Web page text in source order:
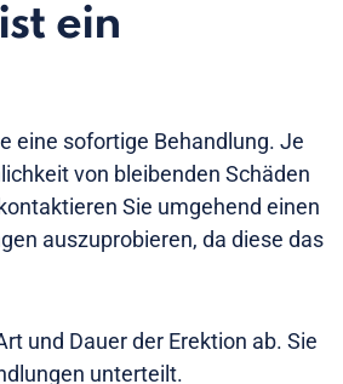
ein
eine sofortige Behandlung. Je
von bleibenden Schäden
Sie umgehend einen
auszuprobieren, da diese das
und Dauer der Erektion ab. Sie
unterteilt.